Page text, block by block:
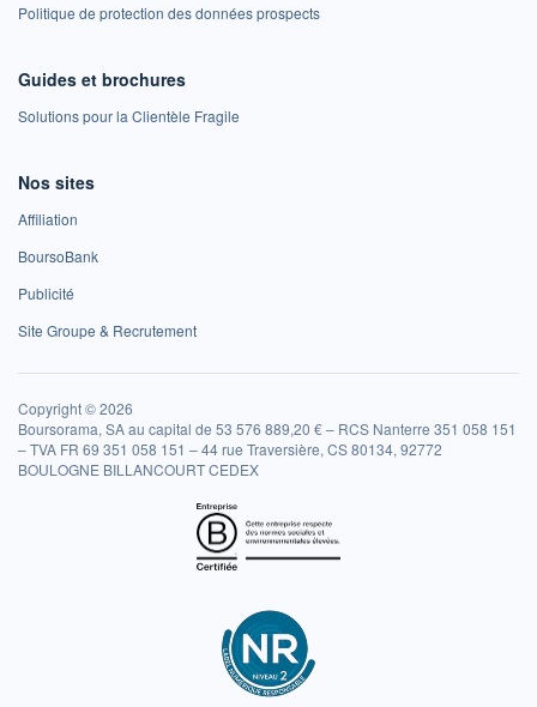
Politique de protection des données prospects
Guides et brochures
Solutions pour la Clientèle Fragile
Nos sites
Affiliation
BoursoBank
Publicité
Site Groupe & Recrutement
Copyright © 2026
Boursorama, SA au capital de 53 576 889,20 € – RCS Nanterre 351 058 151
– TVA FR 69 351 058 151 – 44 rue Traversière, CS 80134, 92772
BOULOGNE BILLANCOURT CEDEX